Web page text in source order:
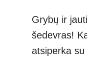
Grybų ir
šedevras!
atsiperka su